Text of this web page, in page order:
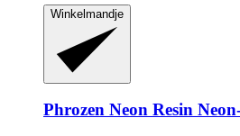
Winkelmandje
Phrozen Neon Resin